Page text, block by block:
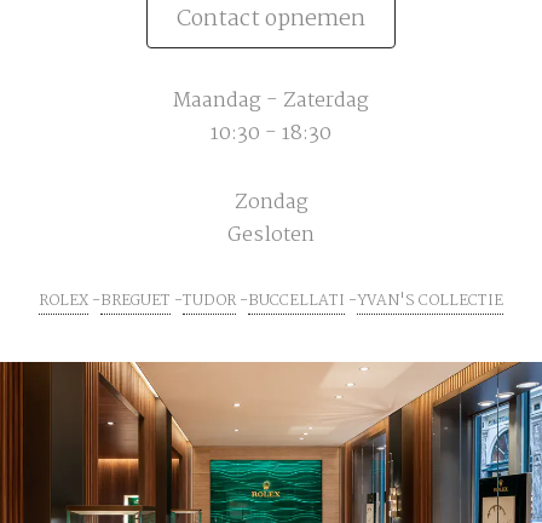
Contact opnemen
Maandag - Zaterdag
10:30 - 18:30
Zondag
Gesloten
ROLEX BREGUET TUDOR BUCCELLATI YVAN'S COLLECTIE